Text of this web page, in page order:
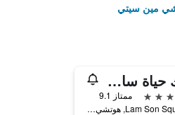
مين سيتي
بارك حياة سايجون
ممتاز 9.1
2 Lam Son Square, هوتشي مين سيتي, فيتنام